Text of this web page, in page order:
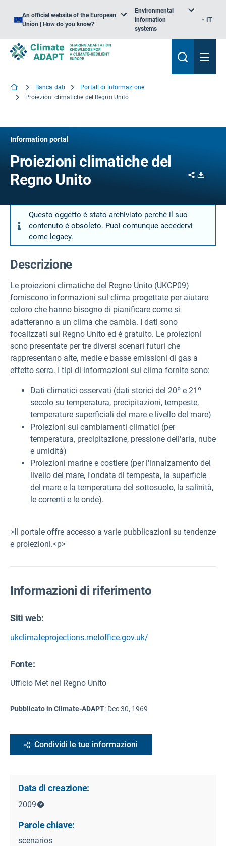
An official website of the European
Union | How do you know?
Environmental
information
systems
IT
Banca dati
Portali di informazione
Proiezioni climatiche del Regno Unito
Information portal
Proiezioni climatiche del
Regno Unito
Share
Questo oggetto è stato archiviato perché il suo
contenuto è obsoleto. Puoi comunque accedervi
come legacy.
Descrizione
Le proiezioni climatiche del Regno Unito (UKCP09)
forniscono informazioni sul clima progettate per aiutare
coloro che hanno bisogno di pianificare come si
adatteranno a un clima che cambia. I dati sono
focalizzati sul Regno Unito ed è gratuito. Le proiezioni
sono presentate per tre diversi scenari futuri che
rappresentano alte, medie e basse emissioni di gas a
effetto serra. I tipi di informazioni sul clima fornite sono:
Dati climatici osservati (dati storici del 20º e 21º
secolo su temperatura, precipitazioni, tempeste,
temperature superficiali del mare e livello del mare)
Proiezioni sui cambiamenti climatici (per
temperatura, precipitazione, pressione dell'aria, nube
e umidità)
Proiezioni marine e costiere (per l'innalzamento del
livello del mare, l'ondata di tempesta, la superficie
del mare e la temperatura del sottosuolo, la salinità,
le correnti e le onde).
>Il portale offre accesso a varie pubblicazioni su tendenze
e proiezioni.<p>
Informazioni di riferimento
Siti web:
ukclimateprojections.metoffice.gov.uk/
Fonte:
Ufficio Met nel Regno Unito
Pubblicato in Climate-ADAPT: Dec 30, 1969
Condividi le tue informazioni
Data di creazione:
2009
Parole chiave:
scenarios